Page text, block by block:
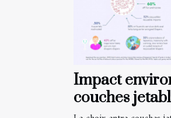
Impact
couches